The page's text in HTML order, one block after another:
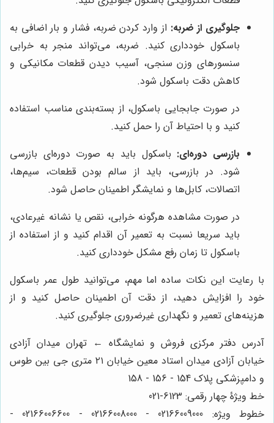
جلوگیری از ضربه: از وارد کردن ضربه، فشار و بار اضافی به
باسکول خودداری کنید. ضربه، می‌تواند منجر به خرابی
سنسورهای وزن سنجی، آسیب دیدن قطعات مکانیکی و
کاهش دقت باسکول شود.
در صورت جابجایی باسکول، از بسته‌بندی مناسب استفاده
کنید و با احتیاط آن را حمل کنید.
بازرسی دوره‌ای: باسکول باید به صورت دوره‌ای بازرسی
شود. در بازرسی، باید از سالم بودن قطعات، سیم‌ها،
اتصالات، کابل‌ها و نمایشگر اطمینان حاصل شود.
در صورت مشاهده هرگونه خرابی، نقص یا نشانه غیرعادی،
باید سریعا نسبت به تعمیر آن اقدام کنید و از استفاده از
باسکول تا زمان رفع مشکل خودداری کنید.
با رعایت این نکات ساده اما مهم، می‌توانید طول عمر باسکول
خود را افزایش دهید، از دقت آن اطمینان حاصل کنید و از
هزینه‌های تعمیر و نگهداری غیرضروری جلوگیری کنید.
آدرس دفتر مرکزی فروش و نمایشگاه ← تهران میدان آزادی
خیابان آزادی میدان استاد معین خیابان ۲۱ متری جی بین طوس
و دامپزشکی پلاک 154 - 156 - 158
خط ویژۀ چهار رقمی: 6123-021
خطوط ویژه: 02166009000 - 02166008000 - 02166006600 -